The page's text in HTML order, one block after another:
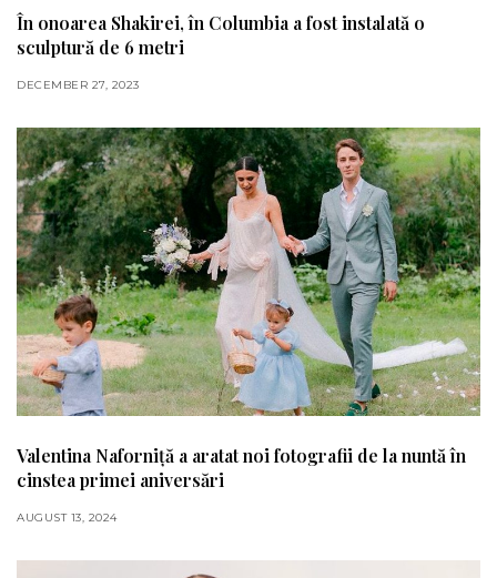
În onoarea Shakirei, în Columbia a fost instalată o
sculptură de 6 metri
DECEMBER 27, 2023
Valentina Naforniță a aratat noi fotografii de la nuntă în
cinstea primei aniversări
AUGUST 13, 2024